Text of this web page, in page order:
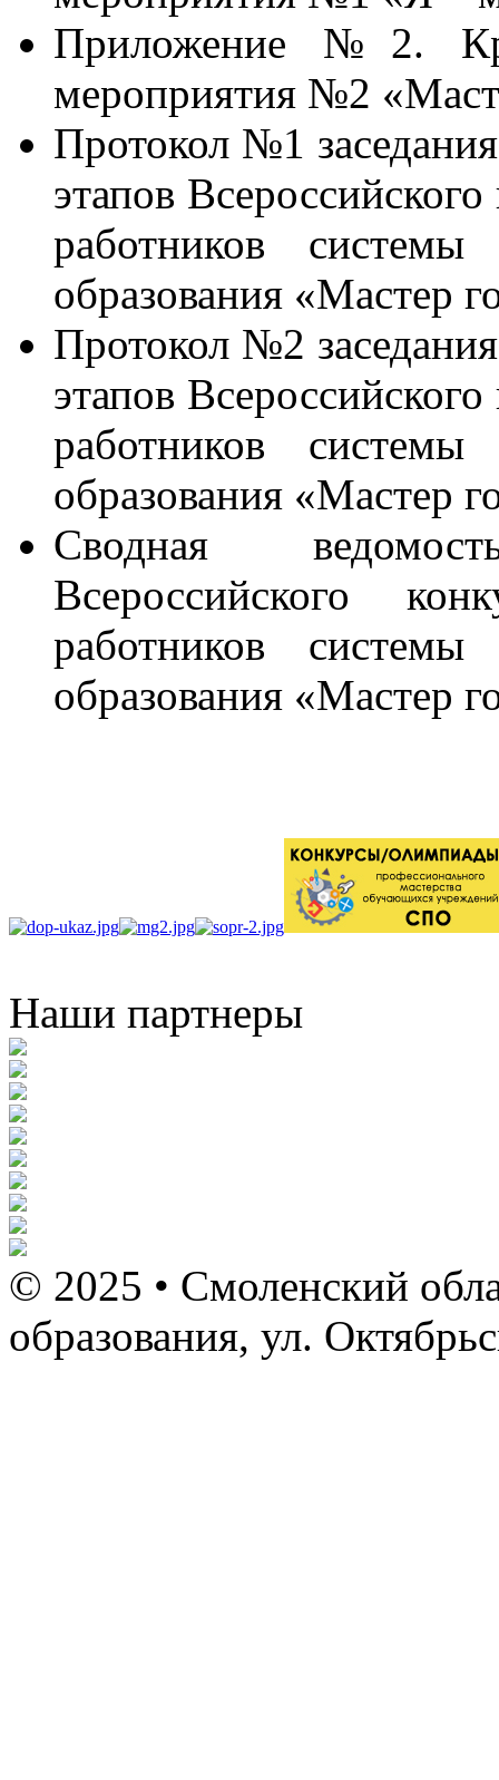
Приложение №2.
мероприятия №2
Протокол №1
этапов
работников системы
образования «Мастер
Протокол №2
этапов
работников системы
образования «Мастер
Сводная
Всероссийского
работников системы
образования «Мастер
Наши партнеры
© 2025 • Смоленский
образования, ул.